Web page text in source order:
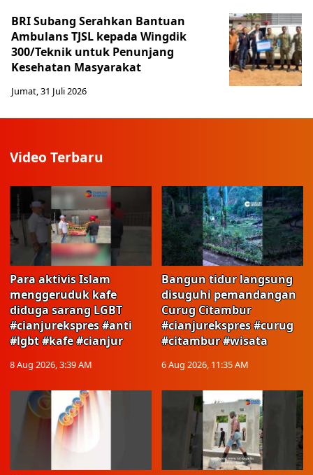
BRI Subang Serahkan Bantuan
Ambulans TJSL kepada Wingdik
300/Teknik untuk Penunjang
Kesehatan Masyarakat ​
Jumat, 31 Juli 2026
Video Terbaru
Para aktivis Islam
menggeruduk kafe
diduga sarang LGBT
#cianjurekspres #anti
#lgbt #kafe #cianjur
8 Aug 2026, 3:39 AM
Bangun tidur langsung
disuguhi pemandangan
Curug Citambur
#cianjurekspres #curug
#citambur #wisata
6 Aug 2026, 11:35 AM